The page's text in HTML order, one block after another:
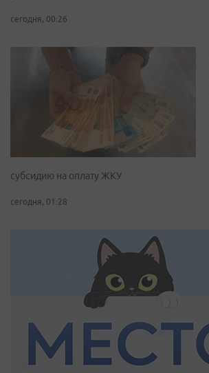
сегодня, 00:26
субсидию на оплату ЖКУ
сегодня, 01:28